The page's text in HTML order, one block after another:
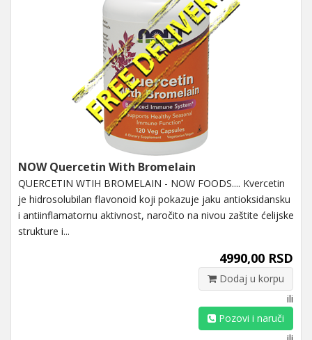
NOW Quercetin With Bromelain
QUERCETIN WTIH BROMELAIN - NOW FOODS.... Kvercetin
je hidrosolubilan flavonoid koji pokazuje jaku antioksidansku
i antiinflamatornu aktivnost, naročito na nivou zaštite ćelijske
strukture i...
4990,00 RSD
Dodaj u korpu
ili
Pozovi i naruči